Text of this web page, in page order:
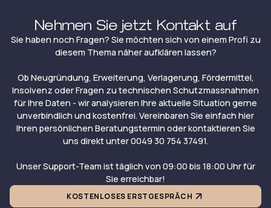
Nehmen Sie jetzt Kontakt auf
Sie haben noch Fragen? Sie möchten sich von einem Profi zu
diesem Thema näher aufklären lassen?
Ob Neugründung, Erweiterung, Verlagerung, Fördermittel,
Insolvenz oder Fragen zu technischen Schutzmassnahmen
für Ihre Daten - wir analysieren Ihre aktuelle Situation gerne
unverbindlich und kostenfrei. Vereinbaren Sie einfach hier
Ihren persönlichen Beratungstermin oder kontaktieren Sie
uns direkt unter 0049 30 754 37491.
Unser Support-Team ist täglich von 09:00 bis 18:00 Uhr für
Sie erreichbar!
KOSTENLOSES ERSTGESPRÄCH